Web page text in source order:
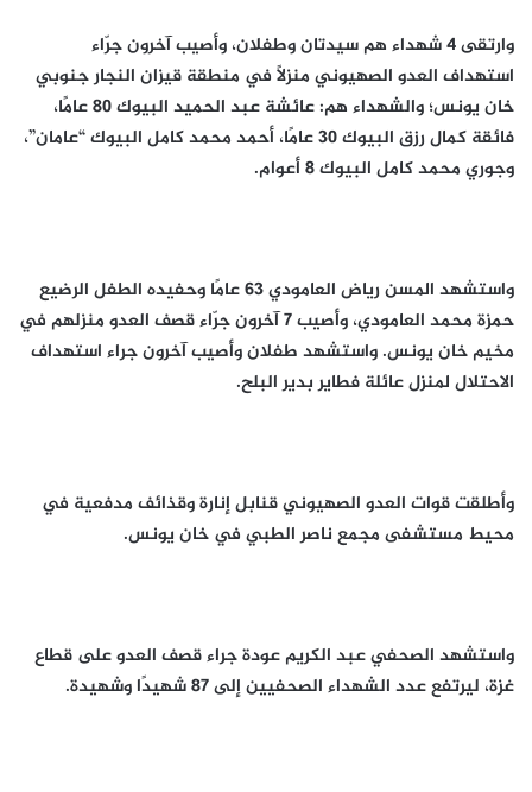
وارتقى 4 شهداء هم سيدتان وطفلان، وأصيب آخرون جرّاء
استهداف العدو الصهيوني منزلًا في منطقة قيزان النجار جنوبي
خان يونس؛ والشهداء هم: عائشة عبد الحميد البيوك 80 عامًا،
فائقة كمال رزق البيوك 30 عامًا، أحمد محمد كامل البيوك “عامان”،
وجوري محمد كامل البيوك 8 أعوام.
واستشهد المسن رياض العامودي 63 عامًا وحفيده الطفل الرضيع
حمزة محمد العامودي، وأصيب 7 آخرون جرّاء قصف العدو منزلهم في
مخيم خان يونس. واستشهد طفلان وأصيب آخرون جراء استهداف
الاحتلال لمنزل عائلة فطاير بدير البلح.
وأطلقت قوات العدو الصهيوني قنابل إنارة وقذائف مدفعية في
محيط مستشفى مجمع ناصر الطبي في خان يونس.
واستشهد الصحفي عبد الكريم عودة جراء قصف العدو على قطاع
غزة، ليرتفع عدد الشهداء الصحفيين إلى 87 شهيدًا وشهيدة.